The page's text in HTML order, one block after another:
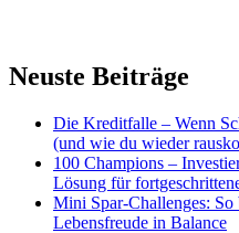
Neuste Beiträge
Die Kreditfalle – Wenn
(und wie du wieder
100 Champions –
Lösung für
Mini Spar-Challenges:
Lebensfreude in Balance